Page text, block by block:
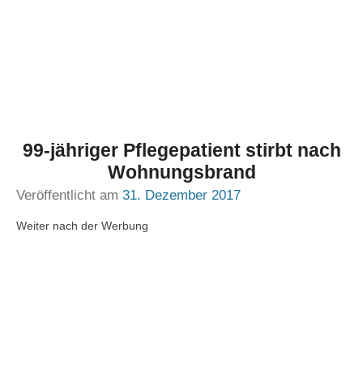
99-jähriger Pflegepatient stirbt nach
Wohnungsbrand
Veröffentlicht am 31. Dezember 2017
Weiter nach der Werbung